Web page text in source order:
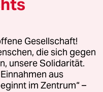
oder für Genehmigungen
Richtlinien
Gesellschaft!
die sich gegen
unsere Solidarität.
aus
im Zentrum“ –